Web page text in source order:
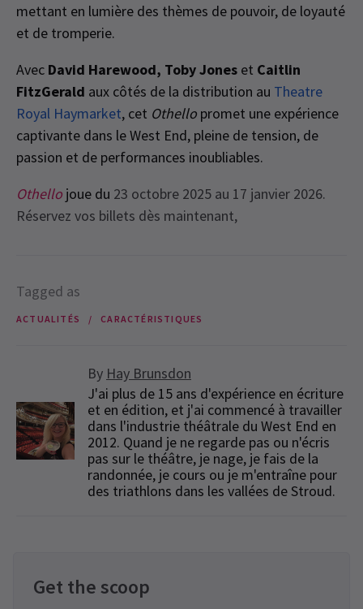
mettant en lumière des thèmes de pouvoir, de loyauté
et de tromperie.
Avec David Harewood, Toby Jones et Caitlin
FitzGerald aux côtés de la distribution au Theatre
Royal Haymarket, cet Othello promet une expérience
captivante dans le West End, pleine de tension, de
passion et de performances inoubliables.
Othello joue du 23 octobre 2025 au 17 janvier 2026.
Réservez vos billets dès maintenant,
Tagged as
ACTUALITÉS CARACTÉRISTIQUES
By Hay Brunsdon
J'ai plus de 15 ans d'expérience en écriture
et en édition, et j'ai commencé à travailler
dans l'industrie théâtrale du West End en
2012. Quand je ne regarde pas ou n'écris
pas sur le théâtre, je nage, je fais de la
randonnée, je cours ou je m'entraîne pour
des triathlons dans les vallées de Stroud.
Get the scoop